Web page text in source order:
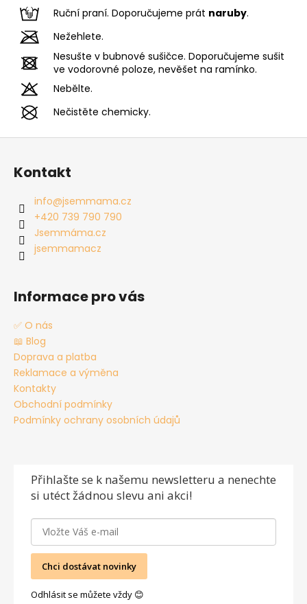
Ruční praní. Doporučujeme prát naruby.
Nežehlete.
Nesušte v bubnové sušičce. Doporučujeme sušit
ve vodorovné poloze, nevěšet na ramínko.
Nebělte.
Nečistěte chemicky.
Z
Kontakt
info@jsemmama.cz
+420 739 790 790
Jsemmáma.cz
jsemmamacz
Informace pro vás
✅ O nás
📖 Blog
Doprava a platba
Reklamace a výměna
Kontakty
Obchodní podmínky
Podmínky ochrany osobních údajů
Přihlašte se k našemu newsletteru a nenechte
si utéct žádnou slevu ani akci!
Chci dostávat novinky
Odhlásit se můžete vždy 😊